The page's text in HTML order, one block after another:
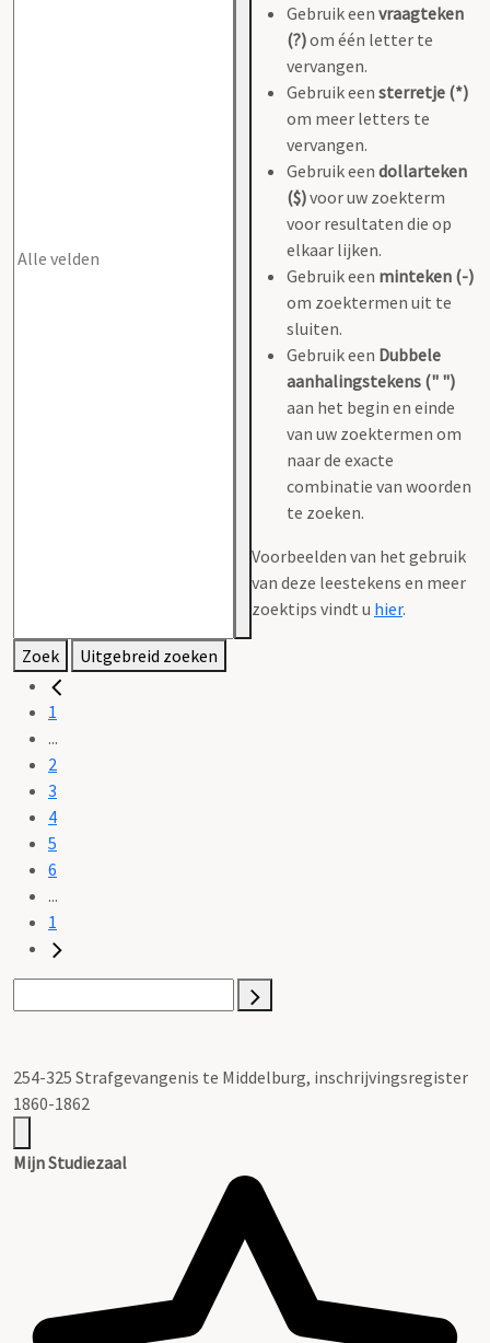
Gebruik een vraagteken
(?)om één letter te
vervangen.
Gebruik een sterretje (*)
om meer letters te
vervangen.
Gebruik een dollarteken
($)voor uw zoekterm
voor resultaten die op
elkaar lijken.
Gebruik een minteken (-)
om zoektermen uit te
sluiten.
Gebruik een Dubbele
aanhalingstekens (" ")
aan het begin en einde
van uw zoektermen om
naar de exacte
combinatie van woorden
te zoeken.
Voorbeelden van het gebruik
van deze leestekens en meer
zoektips vindt u hier.
Zoek Uitgebreid zoeken
1
...
2
3
4
5
6
...
1
254-325 Strafgevangenis te Middelburg, inschrijvingsregister
1860-1862
Mijn Studiezaal